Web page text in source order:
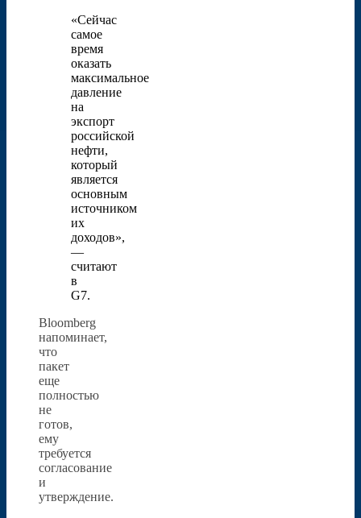
«Сейчас
самое
время
оказать
максимальное
давление
на
экспорт
российской
нефти,
который
является
основным
источником
их
доходов»,
—
считают
в
G7.
Bloomberg
напоминает,
что
пакет
еще
полностью
не
готов,
ему
требуется
согласование
и
утверждение.